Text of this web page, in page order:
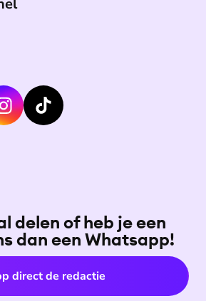
delen of heb je een
dan een Whatsapp!
direct de redactie